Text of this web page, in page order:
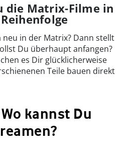
die Matrix-Filme in
in der Matrix? Dann stellt
Du überhaupt anfangen?
es Dir glücklicherweise
Teile bauen direkt
kannst Du